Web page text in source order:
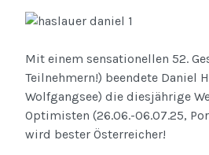
Mit einem sensationellen 52.
Teilnehmern!) beendete Daniel
Wolfgangsee) die diesjährige
Optimisten (26.06.-06.07.25,
wird bester Österreicher!